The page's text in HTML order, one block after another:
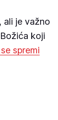
ali je važno
koji
spremi